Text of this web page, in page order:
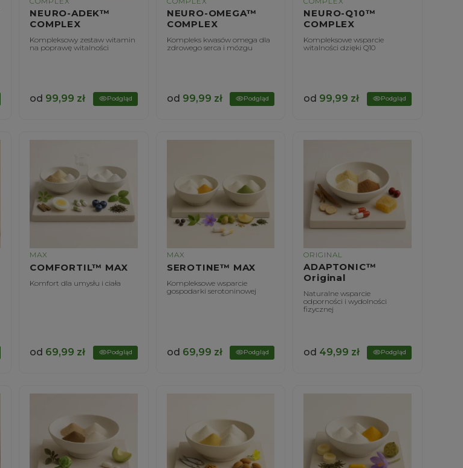
NEURO-ADEK™
COMPLEX
Kompleksowy zestaw witamin
na poprawę witalności
od 99,99 zł Podgląd
NEURO-OMEGA™
COMPLEX
Kompleks kwasów omega dla
zdrowego serca i mózgu
od 99,99 zł Podgląd
NEURO-Q10™
COMPLEX
Kompleksowe wsparcie
witalności dzięki Q10
od 99,99 zł Podgląd
MAX
COMFORTIL™ MAX
Komfort dla umysłu i ciała
od 69,99 zł Podgląd
MAX
SEROTINE™ MAX
Kompleksowe wsparcie
gospodarki serotoninowej
od 69,99 zł Podgląd
ORIGINAL
ADAPTONIC™
Original
Naturalne wsparcie
odporności i wydolności
fizycznej
od 49,99 zł Podgląd